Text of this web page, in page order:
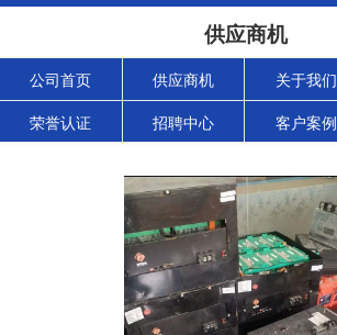
供应商机
公司首页 供应商机 关于我们
荣誉认证 招聘中心 客户案例